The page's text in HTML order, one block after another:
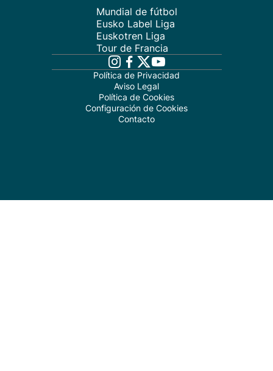
Mundial de fútbol
Eusko Label Liga
Euskotren Liga
Tour de Francia
Política de Privacidad
Aviso Legal
Política de Cookies
Configuración de Cookies
Contacto